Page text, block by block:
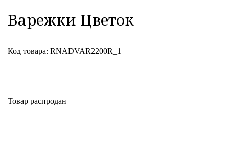
Варежки Цветок
Код товара: RNADVAR2200R_1
Товар распродан